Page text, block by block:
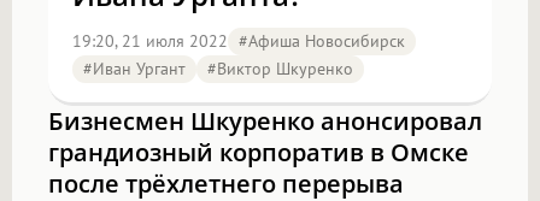
19:20, 21 июля 2022 #Афиша Новосибирск
#Иван Ургант
#Виктор Шкуренко
Бизнесмен Шкуренко анонсировал
грандиозный корпоратив в Омске
после трёхлетнего перерыва